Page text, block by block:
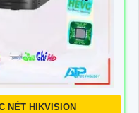
NÉT HIKVISION